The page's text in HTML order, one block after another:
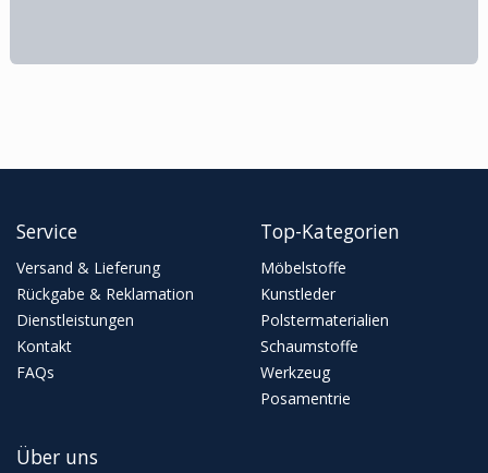
Service
Versand & Lieferung
Rückgabe & Reklamation
Dienstleistungen
Kontakt
FAQs
Top-Kategorien
Möbelstoffe
Kunstleder
Polstermaterialien
Schaumstoffe
Werkzeug
Posamentrie
Über uns